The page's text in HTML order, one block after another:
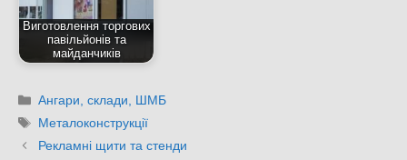
Виготовлення торгових
павільйонів та
майданчиків
Категорії
Ангари, склади, ШМБ
Позначки
Металоконструкції
Рекламні щити та стенди